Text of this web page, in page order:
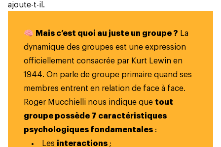
ajoute-t-il.
🧠 Mais c’est quoi au juste un groupe ? La
dynamique des groupes est une expression
officiellement consacrée par Kurt Lewin en
1944. On parle de groupe primaire quand ses
membres entrent en relation de face à face.
Roger Mucchielli nous indique que tout
groupe possède 7 caractéristiques
psychologiques fondamentales :
Les interactions ;